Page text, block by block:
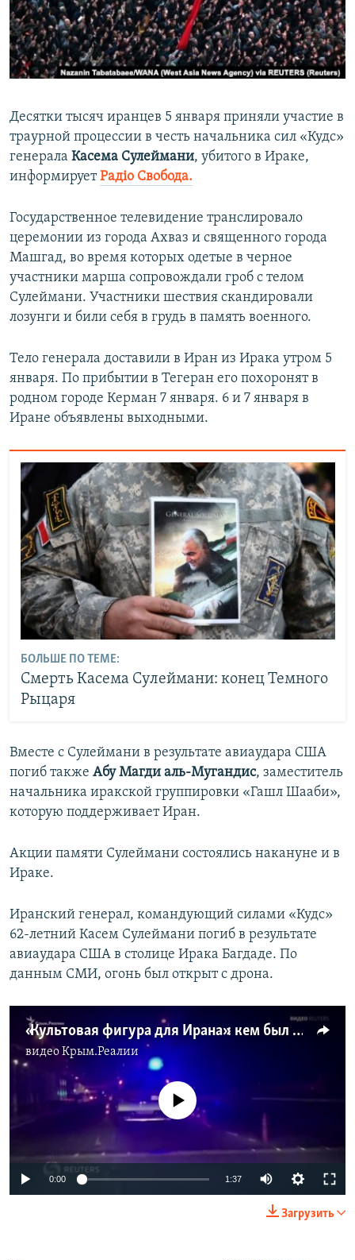
ПОБЕДИТЕЛЕЙ НЕ СУДЯТ?
КРЫМ.НЕПОКОРЕННЫЙ
ELIFBE
ПРИСОЕДИНЯЙТЕСЬ!
Все сайты RFE/RL
Десятки тысяч иранцев 5 января приняли участие в
траурной процессии в честь начальника сил «Кудс»
генерала Касема Сулеймани, убитого в Ираке,
информируетРадіо Свобода.
Государственное телевидение транслировало
церемонии из города Ахваз и священного города
Машгад, во время которых одетые в черное
участники марша сопровождали гроб с телом
Сулеймани. Участники шествия скандировали
лозунги и били себя в грудь в память военного.
Тело генерала доставили в Иран из Ирака утром 5
января. По прибытии в Тегеран его похоронят в
родном городе Керман 7 января. 6 и 7 января в
Иране объявлены выходными.
БОЛЬШЕ ПО ТЕМЕ:
Смерть Касема Сулеймани: конец Темного
Рыцаря
Вместе с Сулеймани в результате авиаудара США
погиб также Абу Магди аль-Мугандис, заместитель
начальника иракской группировки «Гашл Шааби»,
которую поддерживает Иран.
Акции памяти Сулеймани состоялись накануне и в
Ираке.
Иранский генерал, командующий силами «Кудс»
62-летний Касем Сулеймани погиб в результате
авиаудара США в столице Ирака Багдаде. По
данным СМИ, огонь был открыт с дрона.
«Культовая фигура для Ирана»: кем был убитый генерал Касем Сулеймани (видео)
видеоКрым.Реалии
No media source currently available
0:00 1:37
270p
Загрузить